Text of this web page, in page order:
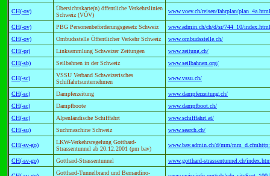
CH(-ov)
Übersichtskarte(n) öffentliche Verkehrslinien
Schweiz (VÖV)
www.voev.ch/reisen/fahrplan/plan_4a.html
CH(-ov) PBG Personenbeförderungsgesetz Schweiz
www.admin.ch/ch/d/sr/744_10/index.html
CH(-ov)
Ombudsstelle Öffentlicher Verkehr Schweiz
www.ombudsstelle.ch/
CH(-pr)
Linksammlung Schweizer Zeitungen
www.zeitung.ch/
CH(-sb)
Seilbahnen in der Schweiz www.seilbahnen.org/
CH(-sc)
VSSU Verband Schweizerisches
Schiffahrtsunternehmen
www.vssu.ch/
CH(-sc) Dampferzeitung
www.dampferzeitung.ch/
CH(-sc)
Dampfboote
www.dampfboot.ch/
CH(-sc)
Alpenländische Schifffahrt
www.schifffahrt.at/
CH(-su)
Suchmaschine Schweiz www.search.ch/
CH(-sv-go)
LKW-Verkehrsregelung Gotthard-
Strassentunnel ab 20.12.2001 (pm bav)
www.bav.admin.ch/d/mm/
CH(-sv-go) Gotthard-Strassentunnel www.gotthard-strassentunnel.ch/
Gotthard-Tunnelbrand und Bernardino-